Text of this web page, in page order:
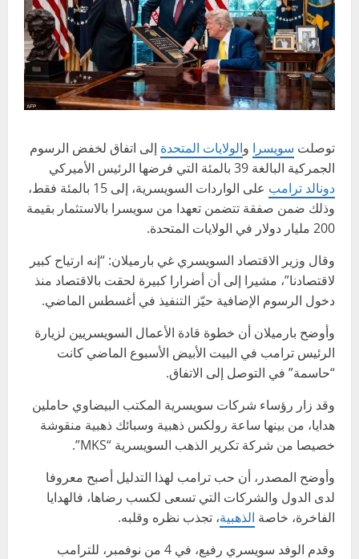
توصلت سويسرا والولايات المتحدة إلى اتفاق لخفض الرسوم
الجمركية البالغة 39 بالمئة التي فرضها الرئيس الأميركي
دونالد ترامب
على الواردات السويسرية، إلى 15 بالمئة فقط،
وذلك ضمن صفقة تتضمن تعهدا من سويسرا بالاستثمار بقيمة
200 مليار دولار في الولايات المتحدة.
وقال وزير الاقتصاد السويسري غي بارميلان: “إنه ارتياح كبير
لاقتصادنا”، مشيرا إلى أن أضرارا كبيرة لحقت بالاقتصاد منذ
دخول الرسوم الإضافية حيّز التنفيذ في أغسطس الماضي.
وأوضح بارميلان أن خطوة قادة الأعمال السويسريين لزيارة
الرئيس ترامب في البيت الأبيض الأسبوع الماضي كانت
“حاسمة” في التوصل إلى الاتفاق.
وقد زار رؤساء شركات سويسرية المكتب البيضاوي حاملين
هدايا، من بينها ساعة رولكس ذهبية وسبائك ذهبية منقوشة
خصيصا من شركة تكرير الذهب السويسرية “MKS”.
وأوضح المصدر، أن حب ترامب لهذا التدليل أصبح معروفا
لدى الدول والشركات التي تسعى لكسب رضاها، فالهدايا
الفاخرة، خاصة الذهبية، تجذب نظره وقلبه.
وقدم الوفد سويسري رفيع، في 4 من نوفمبر، للترامب